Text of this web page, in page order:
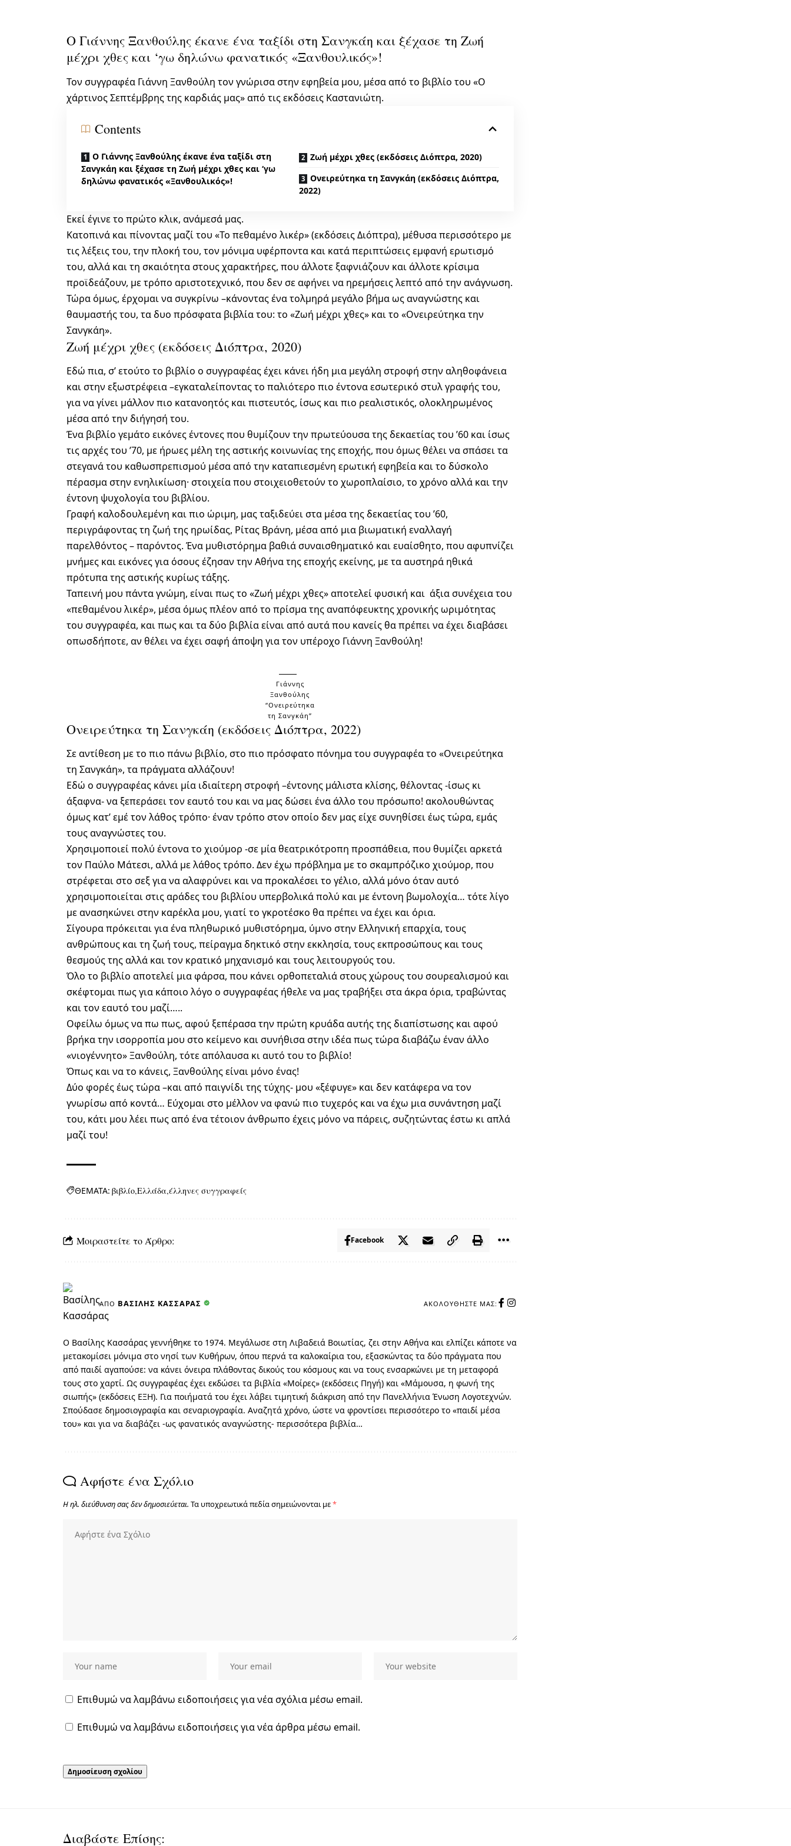
Ο Γιάννης Ξανθούλης έκανε ένα ταξίδι στη Σανγκάη και ξέχασε τη Ζωή
μέχρι χθες και ‘γω δηλώνω φανατικός «Ξανθουλικός»!
Τον συγγραφέα Γιάννη Ξανθούλη τον γνώρισα στην εφηβεία μου, μέσα από το βιβλίο του «Ο
χάρτινος Σεπτέμβρης της καρδιάς μας» από τις εκδόσεις Καστανιώτη.
Contents
Ο Γιάννης Ξανθούλης έκανε ένα ταξίδι στη
Σανγκάη και ξέχασε τη Ζωή μέχρι χθες και ‘γω
δηλώνω φανατικός «Ξανθουλικός»!
Ζωή μέχρι χθες (εκδόσεις Διόπτρα, 2020)
Ονειρεύτηκα τη Σανγκάη (εκδόσεις Διόπτρα,
2022)
Εκεί έγινε το πρώτο κλικ, ανάμεσά μας.
Κατοπινά και πίνοντας μαζί του «Το πεθαμένο λικέρ» (εκδόσεις Διόπτρα), μέθυσα περισσότερο με
τις λέξεις του, την πλοκή του, τον μόνιμα υφέρποντα και κατά περιπτώσεις εμφανή ερωτισμό
του, αλλά και τη σκαιότητα στους χαρακτήρες, που άλλοτε ξαφνιάζουν και άλλοτε κρίσιμα
προϊδεάζουν, με τρόπο αριστοτεχνικό, που δεν σε αφήνει να ηρεμήσεις λεπτό από την ανάγνωση.
Τώρα όμως, έρχομαι να συγκρίνω –κάνοντας ένα τολμηρά μεγάλο βήμα ως αναγνώστης και
θαυμαστής του, τα δυο πρόσφατα βιβλία του: το «Ζωή μέχρι χθες» και το «Ονειρεύτηκα την
Σανγκάη».
Ζωή μέχρι χθες (εκδόσεις Διόπτρα, 2020)
Εδώ πια, σ’ ετούτο το βιβλίο ο συγγραφέας έχει κάνει ήδη μια μεγάλη στροφή στην αληθοφάνεια
και στην εξωστρέφεια –εγκαταλείποντας το παλιότερο πιο έντονα εσωτερικό στυλ γραφής του,
για να γίνει μάλλον πιο κατανοητός και πιστευτός, ίσως και πιο ρεαλιστικός, ολοκληρωμένος
μέσα από την διήγησή του.
Ένα βιβλίο γεμάτο εικόνες έντονες που θυμίζουν την πρωτεύουσα της δεκαετίας του ’60 και ίσως
τις αρχές του ’70, με ήρωες μέλη της αστικής κοινωνίας της εποχής, που όμως θέλει να σπάσει τα
στεγανά του καθωσπρεπισμού μέσα από την καταπιεσμένη ερωτική εφηβεία και το δύσκολο
πέρασμα στην ενηλικίωση· στοιχεία που στοιχειοθετούν το χωροπλαίσιο, το χρόνο αλλά και την
έντονη ψυχολογία του βιβλίου.
Γραφή καλοδουλεμένη και πιο ώριμη, μας ταξιδεύει στα μέσα της δεκαετίας του ’60,
περιγράφοντας τη ζωή της ηρωίδας, Ρίτας Βράνη, μέσα από μια βιωματική εναλλαγή
παρελθόντος – παρόντος. Ένα μυθιστόρημα βαθιά συναισθηματικό και ευαίσθητο, που αφυπνίζει
μνήμες και εικόνες για όσους έζησαν την Αθήνα της εποχής εκείνης, με τα αυστηρά ηθικά
πρότυπα της αστικής κυρίως τάξης.
Ταπεινή μου πάντα γνώμη, είναι πως το «Ζωή μέχρι χθες» αποτελεί φυσική και άξια συνέχεια του
«πεθαμένου λικέρ», μέσα όμως πλέον από το πρίσμα της αναπόφευκτης χρονικής ωριμότητας
του συγγραφέα, και πως και τα δύο βιβλία είναι από αυτά που κανείς θα πρέπει να έχει διαβάσει
οπωσδήποτε, αν θέλει να έχει σαφή άποψη για τον υπέροχο Γιάννη Ξανθούλη!
Γιάννης
Ξανθούλης
“Ονειρεύτηκα
τη Σανγκάη”
Ονειρεύτηκα τη Σανγκάη (εκδόσεις Διόπτρα, 2022)
Σε αντίθεση με το πιο πάνω βιβλίο, στο πιο πρόσφατο πόνημα του συγγραφέα το «Ονειρεύτηκα
τη Σανγκάη», τα πράγματα αλλάζουν!
Εδώ ο συγγραφέας κάνει μία ιδιαίτερη στροφή –έντονης μάλιστα κλίσης, θέλοντας -ίσως κι
άξαφνα- να ξεπεράσει τον εαυτό του και να μας δώσει ένα άλλο του πρόσωπο! ακολουθώντας
όμως κατ’ εμέ τον λάθος τρόπο· έναν τρόπο στον οποίο δεν μας είχε συνηθίσει έως τώρα, εμάς
τους αναγνώστες του.
Χρησιμοποιεί πολύ έντονα το χιούμορ -σε μία θεατρικότροπη προσπάθεια, που θυμίζει αρκετά
τον Παύλο Μάτεσι, αλλά με λάθος τρόπο. Δεν έχω πρόβλημα με το σκαμπρόζικο χιούμορ, που
στρέφεται στο σεξ για να αλαφρύνει και να προκαλέσει το γέλιο, αλλά μόνο όταν αυτό
χρησιμοποιείται στις αράδες του βιβλίου υπερβολικά πολύ και με έντονη βωμολοχία… τότε λίγο
με ανασηκώνει στην καρέκλα μου, γιατί το γκροτέσκο θα πρέπει να έχει και όρια.
Σίγουρα πρόκειται για ένα πληθωρικό μυθιστόρημα, ύμνο στην Ελληνική επαρχία, τους
ανθρώπους και τη ζωή τους, πείραγμα δηκτικό στην εκκλησία, τους εκπροσώπους και τους
θεσμούς της αλλά και τον κρατικό μηχανισμό και τους λειτουργούς του.
Όλο το βιβλίο αποτελεί μια φάρσα, που κάνει ορθοπεταλιά στους χώρους του σουρεαλισμού και
σκέφτομαι πως για κάποιο λόγο ο συγγραφέας ήθελε να μας τραβήξει στα άκρα όρια, τραβώντας
και τον εαυτό του μαζί…..
Οφείλω όμως να πω πως, αφού ξεπέρασα την πρώτη κρυάδα αυτής της διαπίστωσης και αφού
βρήκα την ισορροπία μου στο κείμενο και συνήθισα στην ιδέα πως τώρα διαβάζω έναν άλλο
«νιογέννητο» Ξανθούλη, τότε απόλαυσα κι αυτό του το βιβλίο!
Όπως και να το κάνεις, Ξανθούλης είναι μόνο ένας!
Δύο φορές έως τώρα –και από παιγνίδι της τύχης- μου «ξέφυγε» και δεν κατάφερα να τον
γνωρίσω από κοντά… Εύχομαι στο μέλλον να φανώ πιο τυχερός και να έχω μια συνάντηση μαζί
του, κάτι μου λέει πως από ένα τέτοιον άνθρωπο έχεις μόνο να πάρεις, συζητώντας έστω κι απλά
μαζί του!
ΘΕΜΑΤΑ: βιβλίο Ελλάδα έλληνες συγγραφείς
Μοιραστείτε το Άρθρο: Facebook
ΑΠΌ ΒΑΣΊΛΗΣ ΚΑΣΣΆΡΑΣ ΑΚΟΛΟΥΘΉΣΤΕ ΜΑΣ:
Ο Βασίλης Κασσάρας γεννήθηκε το 1974. Μεγάλωσε στη Λιβαδειά Βοιωτίας, ζει στην Αθήνα και ελπίζει κάποτε να
μετακομίσει μόνιμα στο νησί των Κυθήρων, όπου περνά τα καλοκαίρια του, εξασκώντας τα δύο πράγματα που
από παιδί αγαπούσε: να κάνει όνειρα πλάθοντας δικούς του κόσμους και να τους ενσαρκώνει με τη μεταφορά
τους στο χαρτί. Ως συγγραφέας έχει εκδώσει τα βιβλία «Μοίρες» (εκδόσεις Πηγή) και «Μάμουσα, η φωνή της
σιωπής» (εκδόσεις ΕΞΗ). Για ποιήματά του έχει λάβει τιμητική διάκριση από την Πανελλήνια Ένωση Λογοτεχνών.
Σπούδασε δημοσιογραφία και σεναριογραφία. Αναζητά χρόνο, ώστε να φροντίσει περισσότερο το «παιδί μέσα
του» και για να διαβάζει -ως φανατικός αναγνώστης- περισσότερα βιβλία…
Αφήστε ένα Σχόλιο
Η ηλ. διεύθυνση σας δεν δημοσιεύεται. Τα υποχρεωτικά πεδία σημειώνονται με*
Επιθυμώ να λαμβάνω ειδοποιήσεις για νέα σχόλια μέσω email.
Επιθυμώ να λαμβάνω ειδοποιήσεις για νέα άρθρα μέσω email.
Διαβάστε Επίσης: